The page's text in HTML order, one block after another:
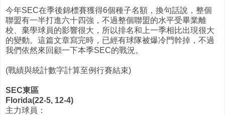
今年SEC在季後錦標賽獲得6個種子名額，換句話說，整個
聯盟有一半打進六十四強，不過整個聯盟的水平受畢業離
校、棄學球員的影響很大，所以排名和上一季相比出現很大
的變動。這篇文章寫完時，已經有球隊被爆冷門幹掉，不過
我們依然來回顧一下本季SEC的戰況。
(戰績與統計數字計算至例行賽結束)
SEC東區
Florida(22-5, 12-4)
主力球員：